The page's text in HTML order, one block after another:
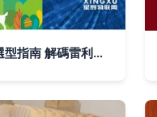
2025-2026包裝設計服務商選型指南 解碼雷利設計如何定義中原品牌新標準